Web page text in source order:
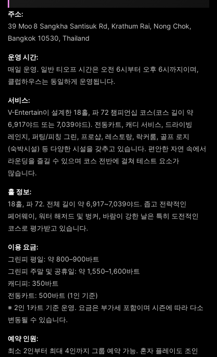
주소:
39 Moo 8 Sangkha Santisuk Rd, Krathum Rai, Nong Chok,
Bangkok 10530, Thailand
운영 시간:
매일 운영. 일반 티오프 시간은 오전 6시부터 오후 6시까지이며,
클럽하우스는 동일하게 운영됩니다.
서비스:
V-Entertain이 설계한 18홀, 파 72 챔피언십 코스(코스 길이 약
6,917야드 또는 7,039야드). 전동카트, 캐디 서비스, 드라이빙
레인지, 퍼팅/피칭 그린, 프로샵, 레스토랑, 락커룸, 골프 로지
(숙박시설) 등 다양한 시설을 갖추고 있습니다. 편안한 자연 속에서
라운딩을 즐길 수 있으며 코스 전반에 걸쳐 테스트 요소가
많습니다.
홀 정보:
18홀, 파 72. 전체 길이 약 6,917~7,039야드. 좁고 전략적인
페어웨이, 워터 해저드 및 벙커, 바람이 강한 날은 특히 도전적인
코스로 평가받고 있습니다.
이용 요금:
그린피 평일: 약 800–900바트
그린피 주말 및 공휴일: 약 1,550–1,600바트
캐디피: 350바트
전동카트: 500바트 (1인 기준)
※ 2인 1카트 기준 운영. 요금은 부가세 포함이며 시즌에 따라 다소
변동될 수 있습니다.
예약 인원:
최소 2인부터 최대 4인까지 그룹 예약 가능. 혼자 플레이도 조인